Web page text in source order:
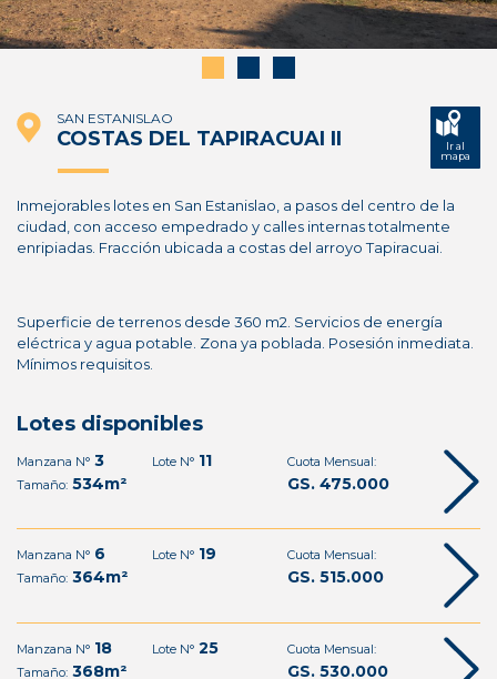
SAN ESTANISLAO
COSTAS DEL TAPIRACUAI II
Ir al
mapa
Inmejorables lotes en San Estanislao, a pasos del centro de la
ciudad, con acceso empedrado y calles internas totalmente
enripiadas. Fracción ubicada a costas del arroyo Tapiracuai.
Superficie de terrenos desde 360 m2. Servicios de energía
eléctrica y agua potable. Zona ya poblada. Posesión inmediata.
Mínimos requisitos.
Lotes disponibles
Manzana N° 3 Lote N°11
Tamaño: 534m²
Cuota Mensual:
GS. 475.000
Manzana N° 6 Lote N°19
Tamaño: 364m²
Cuota Mensual:
GS. 515.000
Manzana N° 18 Lote N°25
Tamaño: 368m²
Cuota Mensual:
GS. 530.000